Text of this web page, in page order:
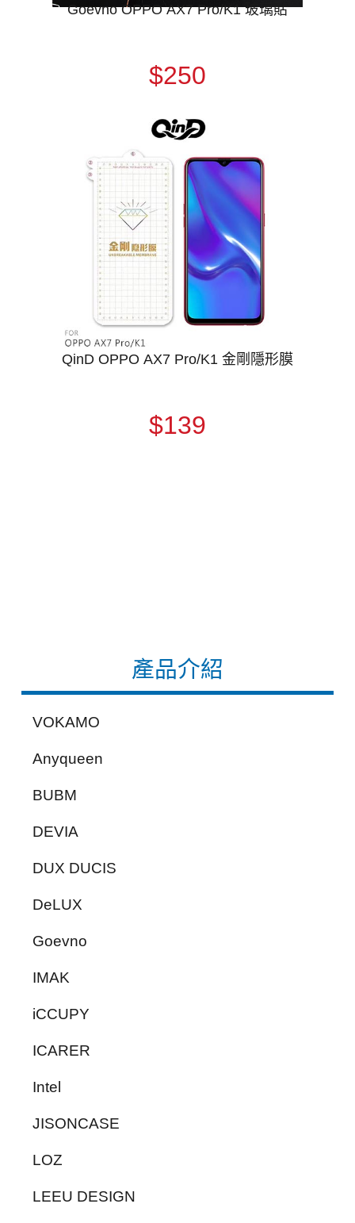
產品介紹
VOKAMO
Anyqueen
BUBM
DEVIA
DUX DUCIS
DeLUX
Goevno
IMAK
iCCUPY
ICARER
Intel
JISONCASE
LOZ
LEEU DESIGN
Goevno OPPO AX7 Pro/K1 玻璃貼
$250
QinD OPPO AX7 Pro/K1 金剛隱形膜
$139